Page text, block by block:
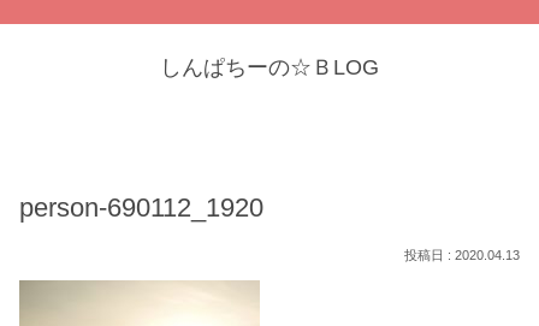
しんぱちーの☆ＢLOG
person-690112_1920
2020.04.13